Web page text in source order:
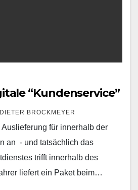
“Kundenservice”
DIETER BROCKMEYER
für innerhalb der
an - und tatsächlich das
trifft innerhalb des
liefert ein Paket beim…